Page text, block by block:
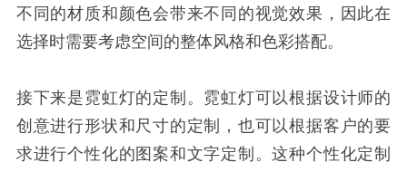
不同的材质和颜色会带来不同的视觉效果，因此在
选择时需要考虑空间的整体风格和色彩搭配。
接下来是霓虹灯的定制。霓虹灯可以根据设计师的
创意进行形状和尺寸的定制，也可以根据客户的要
求进行个性化的图案和文字定制。这种个性化定制